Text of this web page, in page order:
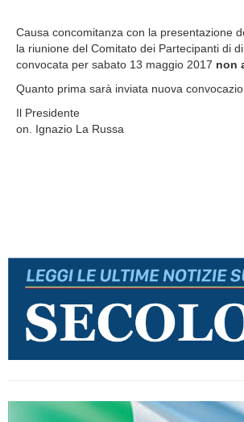
Causa concomitanza con la presentazione
la riunione del Comitato dei Partecipanti di
convocata per sabato 13 maggio 2017 non
Quanto prima sarà inviata nuova
Il Presidente
on. Ignazio La Russa